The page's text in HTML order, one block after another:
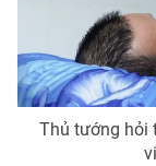
Liên hệ tòa
Thủ tướng hỏi